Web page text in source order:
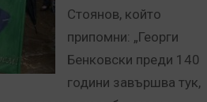
Стоянов, който
припомни: „Георги
Бенковски преди 140
години завършва тук,